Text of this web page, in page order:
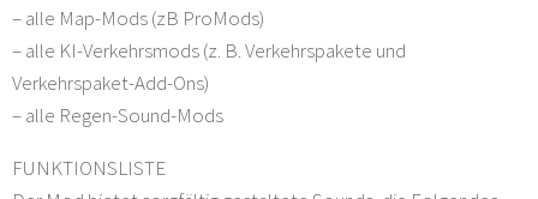
– alle Map-Mods (zB ProMods)
– alle KI-Verkehrsmods (z. B. Verkehrspakete und
Verkehrspaket-Add-Ons)
– alle Regen-Sound-Mods
FUNKTIONSLISTE